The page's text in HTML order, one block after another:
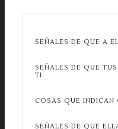
SEÑALES DE QUE A
SEÑALES DE QUE
TI
COSAS QUE INDICAN
SEÑALES DE QUE